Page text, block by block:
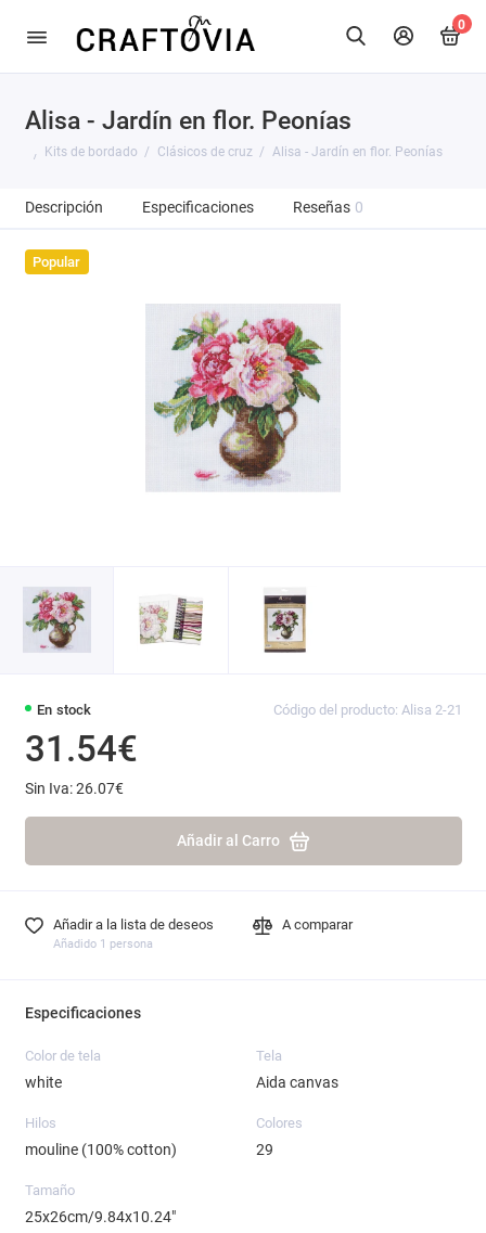
0
Alisa - Jardín en flor. Peonías
Kits de bordado Clásicos de cruz Alisa - Jardín en flor. Peonías
Descripción Especificaciones Reseñas 0
Popular
En stock Código del producto: Alisa 2-21
31.54€
Sin Iva: 26.07€
Añadir al Carro
Añadir a la lista de deseos
Añadido 1 persona
A comparar
Especificaciones
Color de tela
white
Tela
Aida canvas
Hilos
mouline (100% cotton)
Colores
29
Tamaño
25x26cm/9.84x10.24"